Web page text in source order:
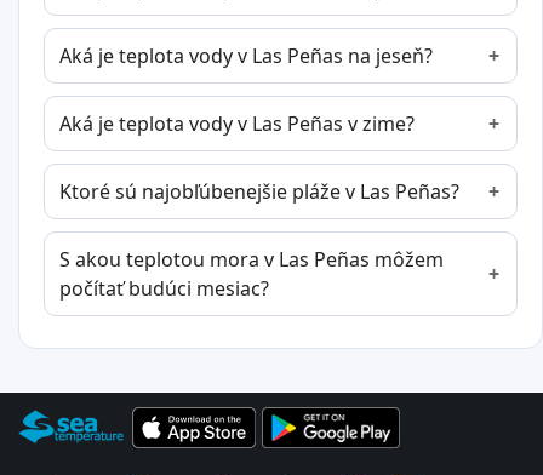
Aká je teplota vody v Las Peñas na jeseň?
Aká je teplota vody v Las Peñas v zime?
Ktoré sú najobľúbenejšie pláže v Las Peñas?
S akou teplotou mora v Las Peñas môžem
počítať budúci mesiac?